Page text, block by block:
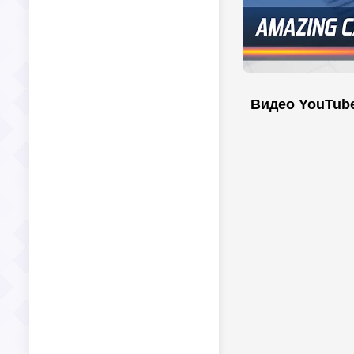
Видео